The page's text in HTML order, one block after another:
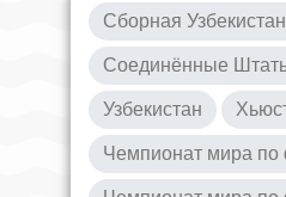
Сборная
Соединённые
Узбекистан
Чемпионат мира по